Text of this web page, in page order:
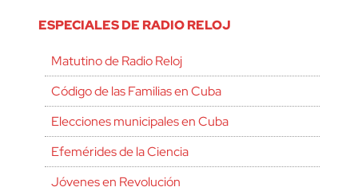
ESPECIALES DE RADIO RELOJ
Matutino de Radio Reloj
Código de las Familias en Cuba
Elecciones municipales en Cuba
Efemérides de la Ciencia
Jóvenes en Revolución